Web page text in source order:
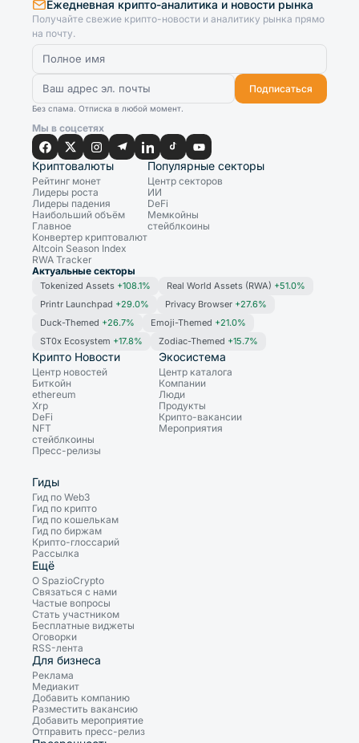
Ежедневная крипто-аналитика и новости рынка
Получайте свежие крипто-новости и аналитику рынка прямо
на почту.
Подписаться
Без спама. Отписка в любой момент.
Мы в соцсетях
Криптовалюты
Рейтинг монет
Лидеры роста
Лидеры падения
Наибольший объём
Главное
Конвертер криптовалют
Altcoin Season Index
RWA Tracker
Популярные секторы
Центр секторов
ИИ
DeFi
Мемкойны
стейблкоины
Актуальные секторы
Tokenized Assets +108.1% Real World Assets (RWA) +51.0%
Printr Launchpad +29.0% Privacy Browser +27.6%
Duck-Themed +26.7% Emoji-Themed +21.0%
ST0x Ecosystem +17.8% Zodiac-Themed +15.7%
Крипто Новости
Центр новостей
Биткойн
ethereum
Xrp
DeFi
NFT
стейблкоины
Пресс-релизы
Экосистема
Центр каталога
Компании
Люди
Продукты
Крипто-вакансии
Мероприятия
Гиды
Гид по Web3
Гид по крипто
Гид по кошелькам
Гид по биржам
Крипто-глоссарий
Рассылка
Ещё
О SpazioCrypto
Связаться с нами
Частые вопросы
Стать участником
Бесплатные виджеты
Оговорки
RSS-лента
Для бизнеса
Реклама
Медиакит
Добавить компанию
Разместить вакансию
Добавить мероприятие
Отправить пресс-релиз